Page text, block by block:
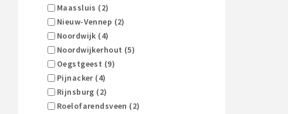
Maassluis (2)
Nieuw-Vennep (2)
Noordwijk (4)
Noordwijkerhout (5)
Oegstgeest (9)
Pijnacker (4)
Rijnsburg (2)
Roelofarendsveen (2)